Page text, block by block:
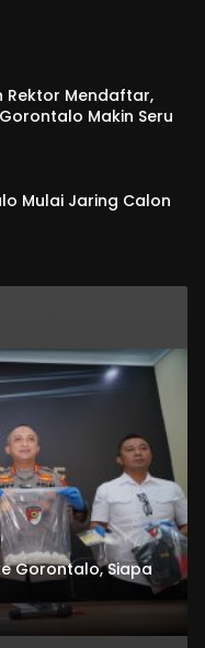
Rektor Mendaftar,
Makin Seru
Mulai Jaring Calon
Gorontalo, Siapa